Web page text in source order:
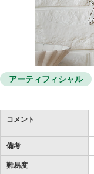
アーティフィシャル
コメント
備考
難易度